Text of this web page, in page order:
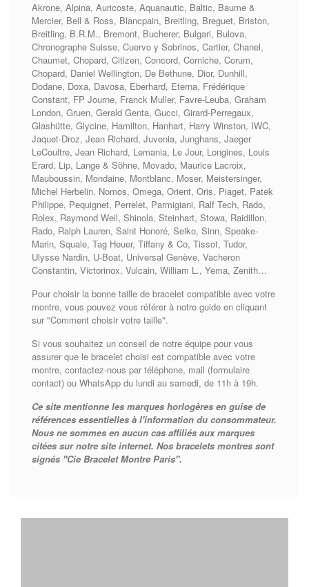
Akrone, Alpina, Auricoste, Aquanautic, Baltic, Baume &
Mercier, Bell & Ross, Blancpain, Breitling, Breguet, Briston,
Breitling, B.R.M., Bremont, Bucherer, Bulgari, Bulova,
Chronographe Suisse, Cuervo y Sobrinos, Cartier, Chanel,
Chaumet, Chopard, Citizen, Concord, Corniche, Corum,
Chopard, Daniel Wellington, De Bethune, Dior, Dunhill,
Dodane, Doxa, Davosa, Eberhard, Eterna, Frédérique
Constant, FP Journe, Franck Muller, Favre-Leuba, Graham
London, Gruen, Gerald Genta, Gucci, Girard-Perregaux,
Glashütte, Glycine, Hamilton, Hanhart, Harry Winston, IWC,
Jaquet-Droz, Jean Richard, Juvenia, Junghans, Jaeger
LeCoultre, Jean Richard, Lemania, Le Jour, Longines, Louis
Erard, Lip, Lange & Söhne, Movado, Maurice Lacroix,
Mauboussin, Mondaine, Montblanc, Moser, Meistersinger,
Michel Herbelin, Nomos, Omega, Orient, Oris, Piaget, Patek
Philippe, Pequignet, Perrelet, Parmigiani, Ralf Tech, Rado,
Rolex, Raymond Weil, Shinola, Steinhart, Stowa, Raidillon,
Rado, Ralph Lauren, Saint Honoré, Seiko, Sinn, Speake-
Marin, Squale, Tag Heuer, Tiffany & Co, Tissot, Tudor,
Ulysse Nardin, U-Boat, Universal Genève, Vacheron
Constantin, Victorinox, Vulcain, William L., Yema, Zenith…
Pour choisir la bonne taille de bracelet compatible avec votre
montre, vous pouvez vous référer à notre guide en cliquant
sur "Comment choisir votre taille".
Si vous souhaitez un conseil de notre équipe pour vous
assurer que le bracelet choisi est compatible avec votre
montre, contactez-nous par téléphone, mail (formulaire
contact) ou WhatsApp du lundi au samedi, de 11h à 19h.
Ce site mentionne les marques horlogères en guise de
références essentielles à l'information du consommateur.
Nous ne sommes en aucun cas affiliés aux marques
citées sur notre site internet. Nos bracelets montres sont
signés "Cie Bracelet Montre Paris".